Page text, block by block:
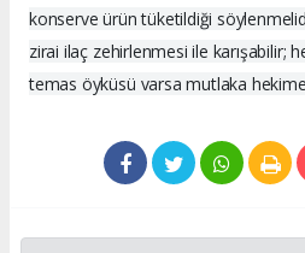
konserve ürün tüketildiği
zirai ilaç zehirlenmesi ile karışabilir;
temas öyküsü varsa mutlaka